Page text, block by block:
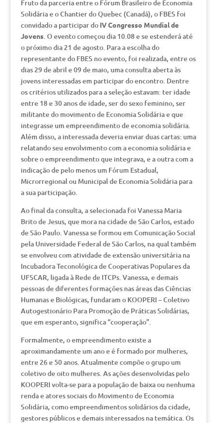
Fruto da parceria entre o Fórum Brasileiro de Economia
Solidária e o Chantier do Quebec (Canadá), o FBES foi
convidado a participar do IV Congresso Mundial de
Jovens. O evento começou dia 10.08 e se estenderá até
o próximo dia 21 de agosto. Para a escolha do
representante do FBES no evento, foi realizada, entre os
dias 29 de abril e 09 de maio, uma consulta aberta às
jovens interessadas em participar do encontro. Dentre
os critérios utilizados para a seleção estavam: ter idade
entre 18 e 30 anos de idade, ser do sexo feminino, ser
militante do movimento de Economia Solidária e que
integrasse um empreendimento de economia solidária.
Além disso, a interessada deveria enviar duas cartas: uma
relatando seu envolvimento com a economia solidária e
sobre o empreendimento que integrava, e a outra com a
indicação de pelo menos um Fórum Estadual,
Microrregional ou Municipal de Economia Solidária para
a sua participação.
Ao final da consulta, a selecionada foi Vanessa Maria
Brito de Jesus, que mora na cidade de São Carlos, estado
de São Paulo. Vanessa se formou em Comunicação Social
pela Universidade Federal de São Carlos, na qual também
se envolveu com atividade de extensão universitária na
Incubadora Teconológica de Cooperativas Populares da
UFSCAR, ligada à Rede de ITCPs. Vanessa, e demais
pessoas de diferentes formações nas áreas das Ciências
Humanas e Biológicas, fundaram o KOOPERI – Coletivo
Autogestionário Para Promoção de Práticas Solidárias,
que em esperanto, significa “cooperação”.
Formalmente, o empreendimento existe a
aproximandamente um ano e é formado por mulheres,
entre 26 e 50 anos. Atualmente compõe o grupo um
coletivo de oito mulheres. As ações desenvolvidas pelo
KOOPERI volta-se para a população de baixa ou nenhuma
renda e atores sociais do Movimento de Economia
Solidária, como empreendimentos solidários da cidade,
gestores públicos e demais interessados na temática. Os